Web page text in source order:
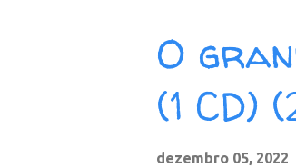
Sete Cabeças
Gemer Sem
O
(1 CD)
dezembro 05, 2022